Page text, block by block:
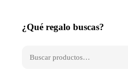
¿Qué regalo buscas?